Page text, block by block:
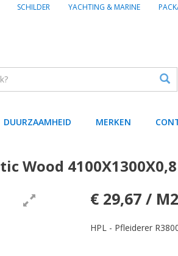
SCHILDER YACHTING & MARINE
DUURZAAMHEID MERKEN
Wood
€ 29,67 / M2
HPL - Pfleiderer